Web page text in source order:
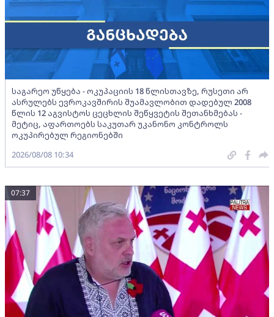
საგარეო უწყება - ოკუპაციის 18 წლისთავზე, რუსეთი არ
ასრულებს ევროკავშირის შუამავლობით დადებულ 2008
წლის 12 აგვისტოს ცეცხლის შეწყვეტის შეთანხმებას -
მეტიც, აფართოებს საკუთარ უკანონო კონტროლს
ოკუპირებულ რეგიონებში
2026/08/08 10:34
07:37